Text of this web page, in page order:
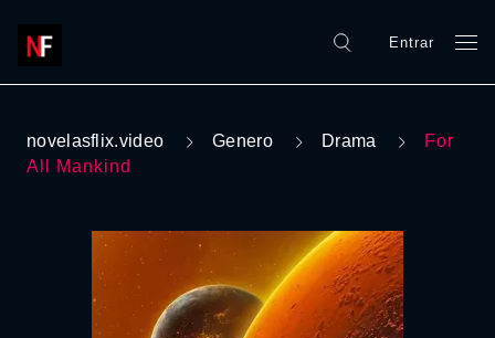
Entrar
novelasflix.video Genero Drama
For
All Mankind